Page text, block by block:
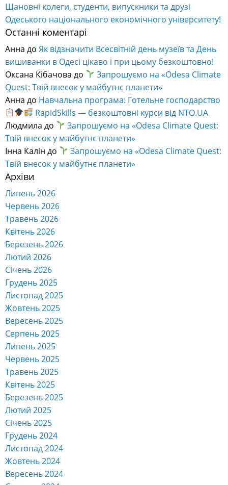
Шановні колеги, студенти, випускники та друзі
Одеського національного економічного університету!
Останні коментарі
Анна до Як відзначити Всесвітній день музеїв та День
вишиванки в Одесі цікаво і при цьому безкоштовно!
Оксана Кібачова до
Запрошуємо на «Odesa Climate
Quest: Твій внесок у майбутнє планети»
Анна до Навчальна програма: Готельне господарство
RapidSkills — безкоштовні курси від NTO.UA
Людмила до
Запрошуємо на «Odesa Climate Quest:
Твій внесок у майбутнє планети»
Інна Калін до
Запрошуємо на «Odesa Climate Quest:
Твій внесок у майбутнє планети»
Архіви
Липень 2026
Червень 2026
Травень 2026
Квітень 2026
Березень 2026
Лютий 2026
Січень 2026
Грудень 2025
Листопад 2025
Жовтень 2025
Вересень 2025
Серпень 2025
Липень 2025
Червень 2025
Травень 2025
Квітень 2025
Березень 2025
Лютий 2025
Січень 2025
Грудень 2024
Листопад 2024
Жовтень 2024
Вересень 2024